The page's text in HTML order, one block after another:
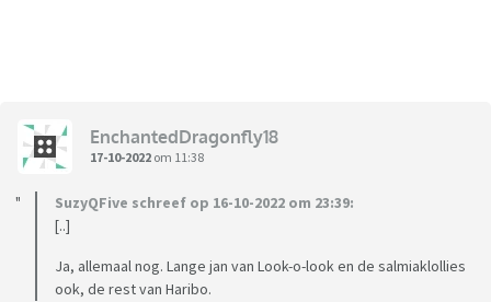
EnchantedDragonfly18
17-10-2022 om 11:38
SuzyQFive schreef op 16-10-2022 om 23:39:
[..]
Ja, allemaal nog. Lange jan van Look-o-look en de salmiaklollies
ook, de rest van Haribo.